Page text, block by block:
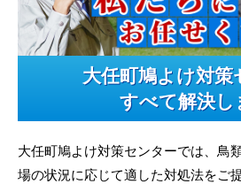
大任町鳩よけ対策
すべて解決し
大任町鳩よけ対策センターでは、鳥
場の状況に応じて適した対処法をご